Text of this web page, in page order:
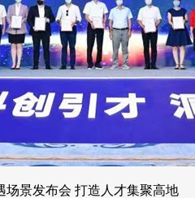
场景发布会 打造人才集聚高地